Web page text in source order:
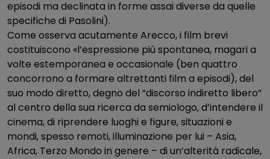
episodi ma declinata in forme assai diverse da quelle
specifiche di Pasolini).
Come osserva acutamente Arecco, i film brevi
costituiscono «l’espressione più spontanea, magari a
volte estemporanea e occasionale (ben quattro
concorrono a formare altrettanti film a episodi), del
suo modo diretto, degno del “discorso indiretto libero”
al centro della sua ricerca da semiologo, d’intendere il
cinema, di riprendere luoghi e figure, situazioni e
mondi, spesso remoti, illuminazione per lui – Asia,
Africa, Terzo Mondo in genere – di un’alterità radicale,